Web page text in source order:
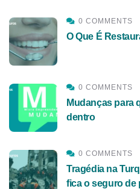
0 COMMENTS
O Que É
0 COMMENTS
Mudanças para
dentro
0 COMMENTS
Tragédia na
fica o seguro de